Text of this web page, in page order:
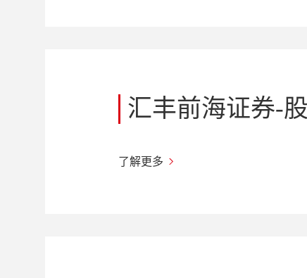
汇丰前海证券-
了解更多